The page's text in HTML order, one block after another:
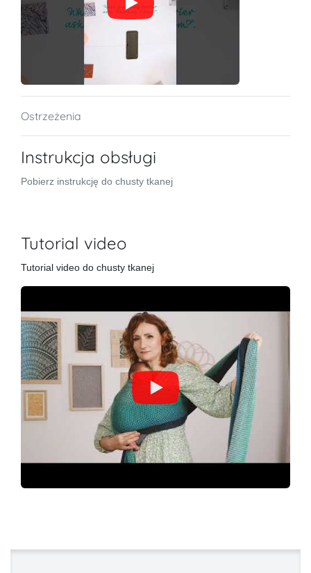
Ostrzeżenia
Instrukcja obsługi
Pobierz instrukcję do chusty tkanej
Tutorial video
Tutorial video do chusty tkanej